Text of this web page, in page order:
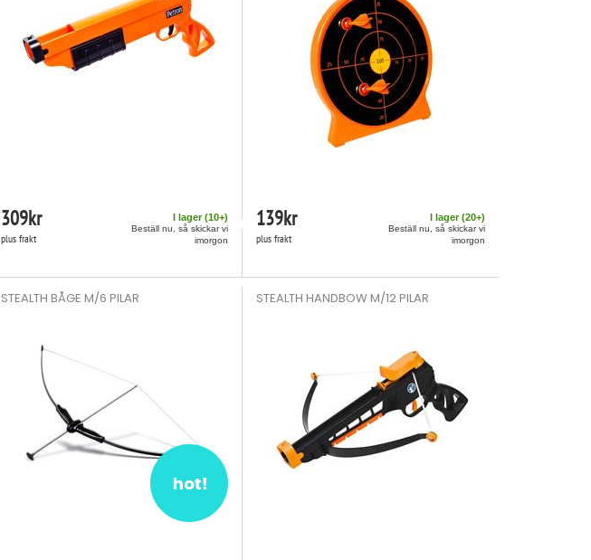
309kr
plus frakt
I lager (10+)
Beställ nu, så skickar vi
imorgon
139kr
plus frakt
I lager (20+)
Beställ nu, så skickar vi
imorgon
STEALTH BÅGE M/6 PILAR STEALTH HANDBOW M/12 PILAR